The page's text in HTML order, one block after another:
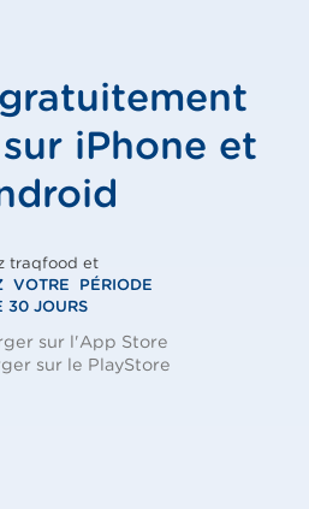
iPhone et
traqfood et
VOTRE PÉRIODE
30 JOURS